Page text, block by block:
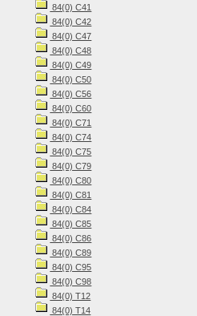
84(0) С41
84(0) С42
84(0) С47
84(0) С48
84(0) С49
84(0) С50
84(0) С56
84(0) С60
84(0) С71
84(0) С74
84(0) С75
84(0) С79
84(0) С80
84(0) С81
84(0) С84
84(0) С85
84(0) С86
84(0) С89
84(0) С95
84(0) С98
84(0) Т12
84(0) Т14